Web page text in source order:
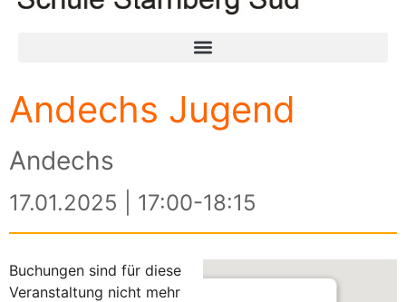
Andechs Jugend
Andechs
17.01.2025 | 17:00-18:15
Buchungen sind für diese
Veranstaltung nicht mehr